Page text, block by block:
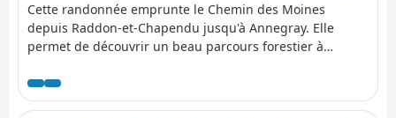
Cette randonnée emprunte le Chemin des Moines
depuis Raddon-et-Chapendu jusqu'à Annegray. Elle
permet de découvrir un beau parcours forestier à
Chanois, la Chapelle Saint-Colomban et, enfin, la
chapelle à Annegray.